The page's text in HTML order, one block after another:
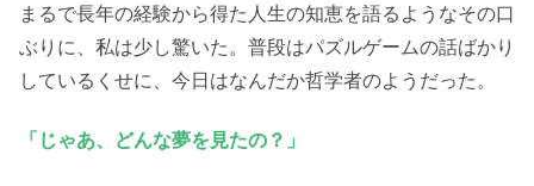
まるで長年の経験から得た人生の知恵を語るようなその口
ぶりに、私は少し驚いた。普段はパズルゲームの話ばかり
しているくせに、今日はなんだか哲学者のようだった。
「じゃあ、どんな夢を見たの？」